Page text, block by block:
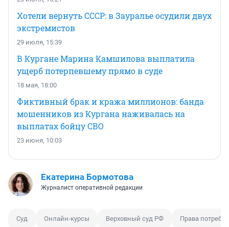
Хотели вернуть СССР: в Зауралье осудили двух
экстремистов
29 июля, 15:39
В Кургане Марина Камшилова выплатила
ущерб потерпевшему прямо в суде
18 мая, 18:00
Фиктивный брак и кража миллионов: банда
мошенников из Кургана наживалась на
выплатах бойцу СВО
23 июня, 10:03
Екатерина Бормотова
Журналист оперативной редакции
Суд Онлайн-курсы Верховный суд РФ Права